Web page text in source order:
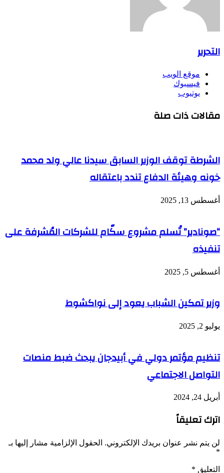
التحرير
موقع الويب
فيسبوك
يوتيوب
مقالات ذات صلة
الشرطة توقف الوزير السابق سيدنا عالي ولد محمد
خونه وهيئة الدفاع تندد باعتقاله
أغسطس 13, 2025
“صونادير” تُسلم مشروع سكّام للشركات المُشرفة على
تنفيذه
أغسطس 5, 2025
وزير تمكين الشباب يعود إلى نواكشوط
يوليو 2, 2025
تنظيم مؤتمر دولي في أبيدجان يبحث ضبط منصات
التواصل الاجتماعي
أبريل 24, 2024
اترك تعليقاً
لن يتم نشر عنوان بريدك الإلكتروني. الحقول الإلزامية مشار إليها بـ
*
التعليق *